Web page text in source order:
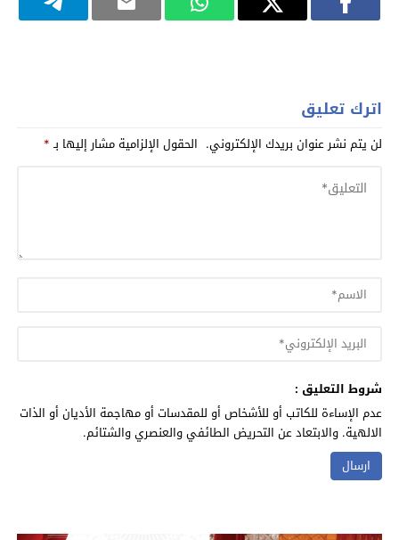
اترك تعليق
لن يتم نشر عنوان بريدك الإلكتروني. الحقول الإلزامية مشار إليها بـ*
شروط التعليق :
عدم الإساءة للكاتب أو للأشخاص أو للمقدسات أو مهاجمة الأديان أو الذات
الالهية. والابتعاد عن التحريض الطائفي والعنصري والشتائم.